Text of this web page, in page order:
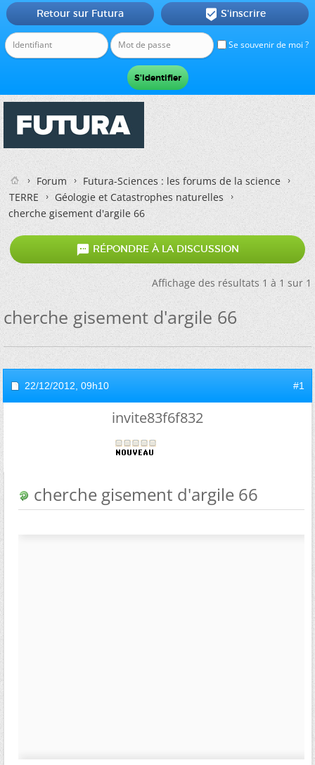
Se souvenir de moi ?
Retour sur Futura  S'inscrire
Forum
Futura-Sciences : les forums de la science
TERRE
Géologie et Catastrophes naturelles
cherche gisement d'argile 66
 RÉPONDRE À LA DISCUSSION
Affichage des résultats 1 à 1 sur 1
cherche gisement d'argile 66
22/12/2012, 09h10 #1
invite83f6f832
cherche gisement d'argile 66